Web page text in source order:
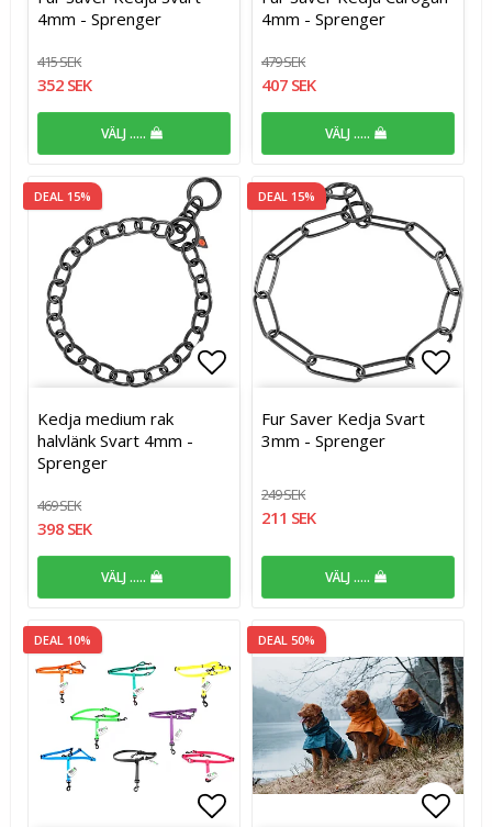
4mm - Sprenger
415 SEK
352 SEK
VÄLJ .....
4mm - Sprenger
479 SEK
407 SEK
VÄLJ .....
DEAL 15%
Lägg till i favoritlistan
Kedja medium rak
halvlänk Svart 4mm -
Sprenger
469 SEK
398 SEK
VÄLJ .....
DEAL 15%
Fur Saver Kedja Svart
3mm - Sprenger
249 SEK
211 SEK
VÄLJ .....
DEAL 10% DEAL 50%